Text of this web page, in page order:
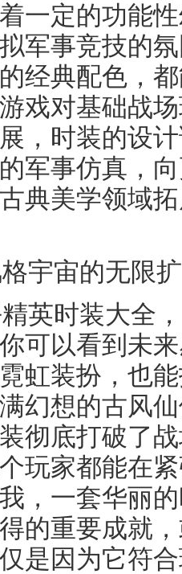
一定的功能
军事竞技的
经典配色，
戏对基础战
，时装的设
军事仿真，
典美学领域
宇宙的无限
英时装大全
可以看到未
虹装扮，也
幻想的古风
彻底打破了
玩家都能在
，一套华丽
的重要成就
是因为它符